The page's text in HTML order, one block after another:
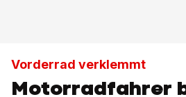
Vorderrad verklemmt
Motorradfahrer